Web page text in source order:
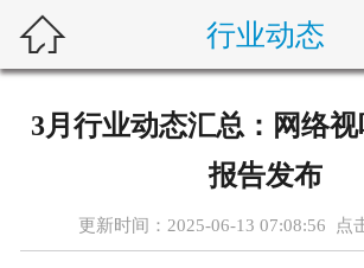
 行业动态
3月行业动态汇总：网络
报告发布
更新时间：2025-06-13 07:08:56 点